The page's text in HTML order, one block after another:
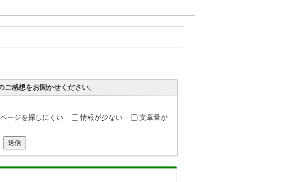
感想をお聞かせください。
ページを探しにくい 情報が少ない
文章量が
送信